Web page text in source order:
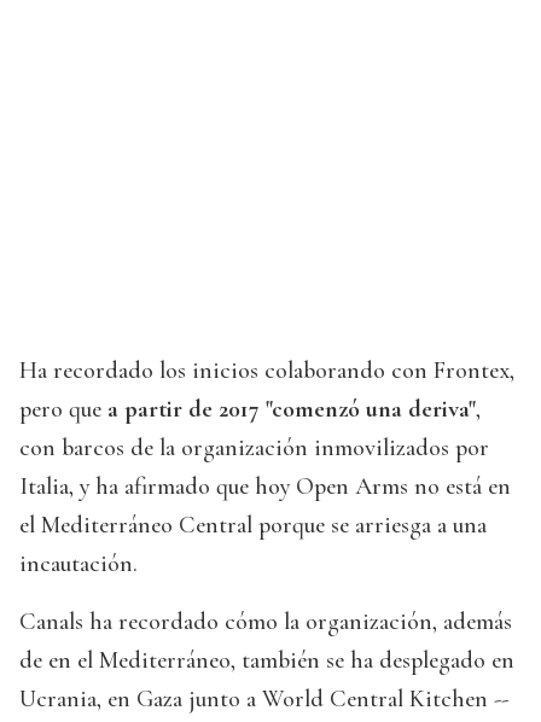
Ha recordado los inicios colaborando con Frontex,
pero que a partir de 2017 "comenzó una deriva",
con barcos de la organización inmovilizados por
Italia, y ha afirmado que hoy Open Arms no está en
el Mediterráneo Central porque se arriesga a una
incautación.
Canals ha recordado cómo la organización, además
de en el Mediterráneo, también se ha desplegado en
Ucrania, en Gaza junto a World Central Kitchen --